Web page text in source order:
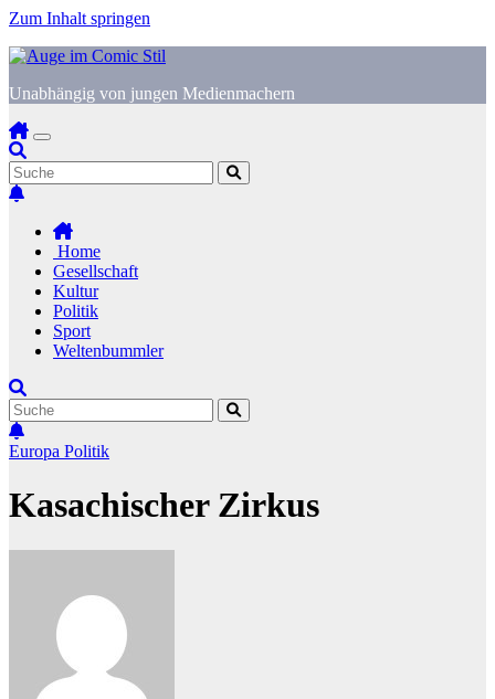
Zum Inhalt springen
Unabhängig von jungen Medienmachern
Home
Gesellschaft
Kultur
Politik
Sport
Weltenbummler
Europa Politik
Kasachischer Zirkus